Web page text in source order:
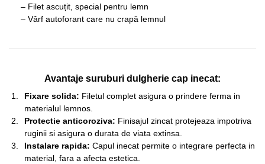
– Filet ascuțit, special pentru lemn
– Vârf autoforant care nu crapă lemnul
Avantaje suruburi dulgherie cap inecat:
Fixare solida: Filetul complet asigura o prindere ferma in
materialul lemnos.
Protectie anticoroziva: Finisajul zincat protejeaza impotriva
ruginii si asigura o durata de viata extinsa.
Instalare rapida: Capul inecat permite o integrare perfecta in
material, fara a afecta estetica.